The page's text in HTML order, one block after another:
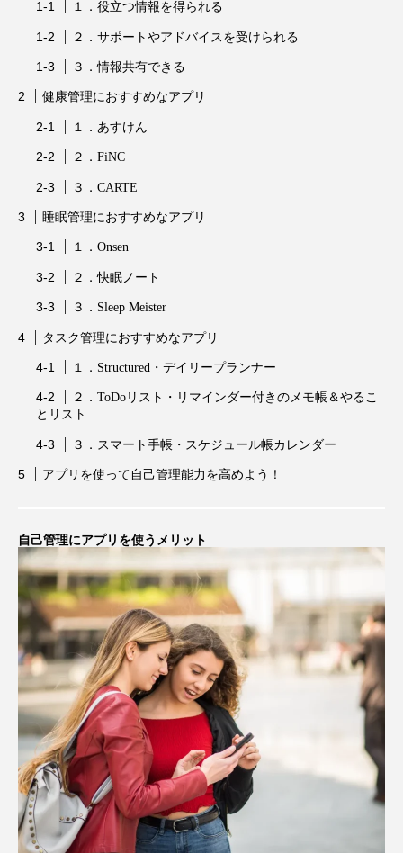
１．役立つ情報を得られる
２．サポートやアドバイスを受けられる
３．情報共有できる
健康管理におすすめなアプリ
１．あすけん
２．FiNC
３．CARTE
睡眠管理におすすめなアプリ
１．Onsen
２．快眠ノート
３．Sleep Meister
タスク管理におすすめなアプリ
１．Structured・デイリープランナー
２．ToDoリスト・リマインダー付きのメモ帳＆やるこ
とリスト
３．スマート手帳・スケジュール帳カレンダー
アプリを使って自己管理能力を高めよう！
自己管理にアプリを使うメリット